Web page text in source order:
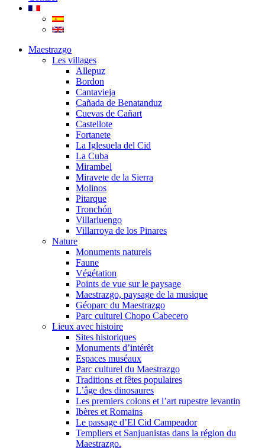
Maestrazgo
Les villages
Allepuz
Bordon
Cantavieja
Cañada de Benatanduz
Cuevas de Cañart
Castellote
Fortanete
La Iglesuela del Cid
La Cuba
Mirambel
Miravete de la Sierra
Molinos
Pitarque
Tronchón
Villarluengo
Villarroya de los Pinares
Nature
Monuments naturels
Faune
Végétation
Points de vue sur le paysage
Maestrazgo, paysage de la musique
Géoparc du Maestrazgo
Parc culturel Chopo Cabecero
Lieux avec histoire
Sites historiques
Monuments d’intérêt
Espaces muséaux
Parc culturel du Maestrazgo
Traditions et fêtes populaires
L’âge des dinosaures
Les premiers colons et l’art rupestre levantin
Ibères et Romains
Le passage d’El Cid Campeador
Templiers et Sanjuanistas dans la région du
Maestrazgo.